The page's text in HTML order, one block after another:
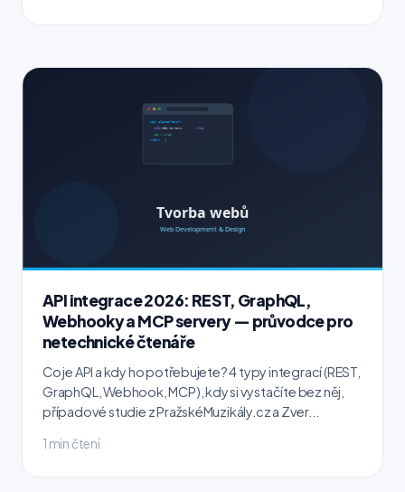
API integrace 2026: REST, GraphQL,
Webhooky a MCP servery — průvodce pro
netechnické čtenáře
Co je API a kdy ho potřebujete? 4 typy integrací (REST,
GraphQL, Webhook, MCP), kdy si vystačíte bez něj,
případové studie z PražskéMuzikály.cz a Zver...
1 min čtení